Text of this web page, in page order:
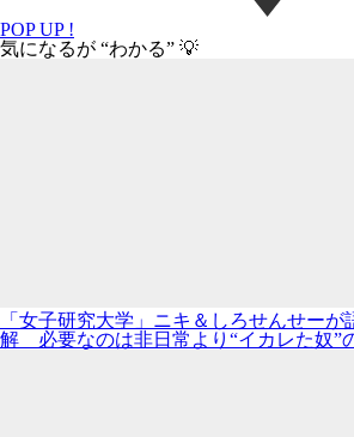
POP UP !
気になるが “わかる” 💡
「女子研究大学」ニキ＆しろせんせーが
解 必要なのは非日常より“イカレた奴”